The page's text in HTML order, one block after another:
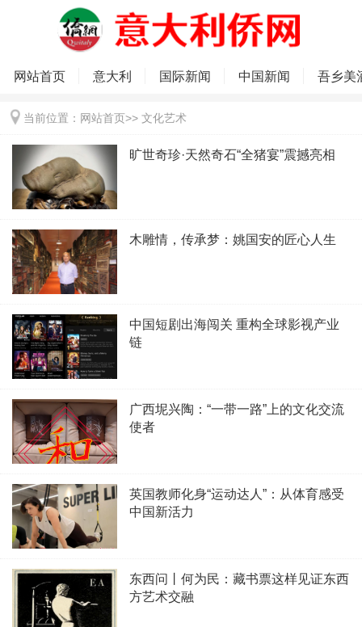
网站首页 意大利 国际新闻 中国新闻 吾乡美
当前位置： 网站首页>> 文化艺术
旷世奇珍·天然奇石“全猪宴”震撼亮相
木雕情，传承梦：姚国安的匠心人生
中国短剧出海闯关 重构全球影视产业
链
广西坭兴陶：“一带一路”上的文化交流
使者
英国教师化身“运动达人”：从体育感受
中国新活力
东西问丨何为民：藏书票这样见证东西
方艺术交融